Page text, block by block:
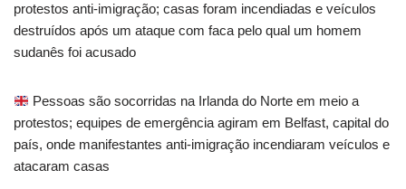
protestos anti-imigração; casas foram incendiadas e veículos
destruídos após um ataque com faca pelo qual um homem
sudanês foi acusado
Pessoas são socorridas na Irlanda do Norte em meio a
protestos; equipes de emergência agiram em Belfast, capital do
país, onde manifestantes anti-imigração incendiaram veículos e
atacaram casas